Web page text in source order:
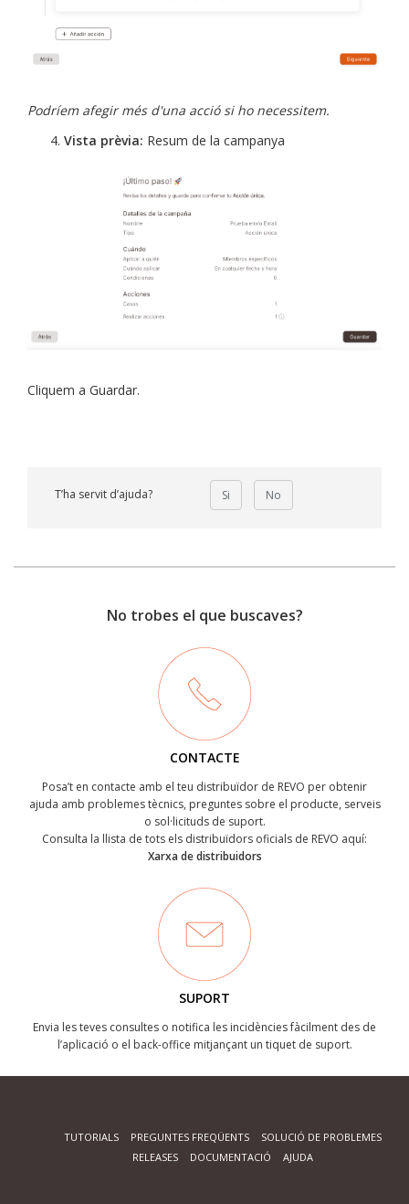
Podríem afegir més d'una acció si ho necessitem.
Vista prèvia: Resum de la campanya
Cliquem a Guardar.
T’ha servit d’ajuda? Si No
No trobes el que buscaves?
CONTACTE
Posa’t en contacte amb el teu distribuïdor de REVO per obtenir
ajuda amb problemes tècnics, preguntes sobre el producte, serveis
o sol·licituds de suport.
Consulta la llista de tots els distribuïdors oficials de REVO aquí:
Xarxa de distribuidors
SUPORT
Envia les teves consultes o notifica les incidències fàcilment des de
l’aplicació o el back-office mitjançant un tiquet de suport.
TUTORIALS PREGUNTES FREQÜENTS
SOLUCIÓ DE PROBLEMES
RELEASES
DOCUMENTACIÓ AJUDA